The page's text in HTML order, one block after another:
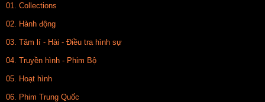
01. Collections
02. Hành động
03. Tâm lí - Hài - Điều tra hình sự
04. Truyền hình - Phim Bộ
05. Hoạt hình
06. Phim Trung Quốc